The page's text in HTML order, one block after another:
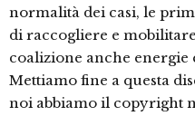
normalità dei casi, le
di raccogliere e
coalizione anche energie
Mettiamo fine a questa
noi abbiamo il copyright